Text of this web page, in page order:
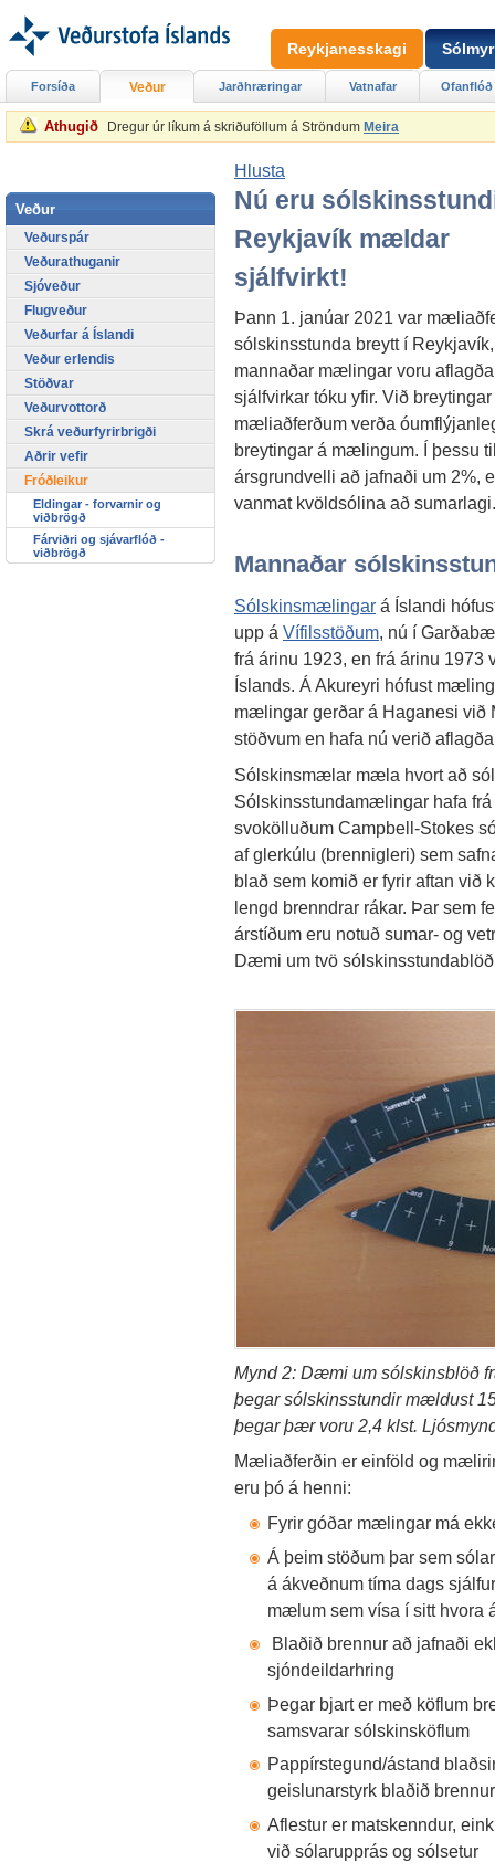
Athugið Dregur úr líkum á skriðuföllum á Ströndum Meira
Hlusta
Nú eru
Reykjavík mældar
sjálfvirkt!
Þann 1. janúar 2021 var
sólskinsstunda breytt í
mannaðar mælingar voru
sjálfvirkar tóku yfir. Við breytingar
mæliaðferðum verða
breytingar á mælingum. Í þessu
ársgrundvelli að jafnaði um 2%,
vanmat kvöldsólina að sumarlagi.
Mannaðar
Sólskinsmælingar á Íslandi
upp á Vífilsstöðum, nú í
frá árinu 1923, en frá árinu
Íslands. Á Akureyri hófust
mælingar gerðar á Haganesi við
stöðvum en hafa nú verið
Sólskinsmælar mæla hvort að
Sólskinsstundamælingar hafa
svokölluðum Campbell-Stokes
af glerkúlu (brennigleri) sem
blað sem komið er fyrir aftan
lengd brenndrar rákar. Þar sem
árstíðum eru notuð sumar- og
Dæmi um tvö
Mynd 2: Dæmi um sólskinsblöð
þegar sólskinsstundir mældust
þegar þær voru 2,4 klst.
Mæliaðferðin er einföld og
eru þó á henni:
Fyrir góðar mælingar má
Á þeim stöðum þar sem
á ákveðnum tíma dags
mælum sem vísa í sitt hvora
Blaðið brennur að jafnaði
sjóndeildarhring
Þegar bjart er með köflum
samsvarar sólskinsköflum
Pappírstegund/ástand
geislunarstyrk blaðið brennur
Aflestur er matskenndur,
við sólarupprás og sólsetur
Forsíða Veður Jarðhræringar Vatnafar Ofanflóð
Veður
Veðurspár
Veðurathuganir
Sjóveður
Flugveður
Veðurfar á Íslandi
Veður erlendis
Stöðvar
Veðurvottorð
Skrá veðurfyrirbrigði
Aðrir vefir
Fróðleikur
Eldingar - forvarnir og
viðbrögð
Fárviðri og sjávarflóð -
viðbrögð
Reykjanesskagi